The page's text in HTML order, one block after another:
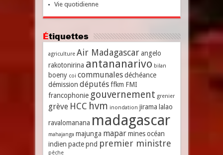
Vie quotidienne
Étiquettes
agriculture Air Madagascar angelo
rakotonirina antananarivo bilan
boeny coi communales déchéance
démission députés ffkm FMI
francophonie gouvernement grenier
grève HCC hvm inondation jirama lalao
ravalomanana madagascar
mahajanga majunga mapar mines océan
indien pacte pnd premier ministre
pêche